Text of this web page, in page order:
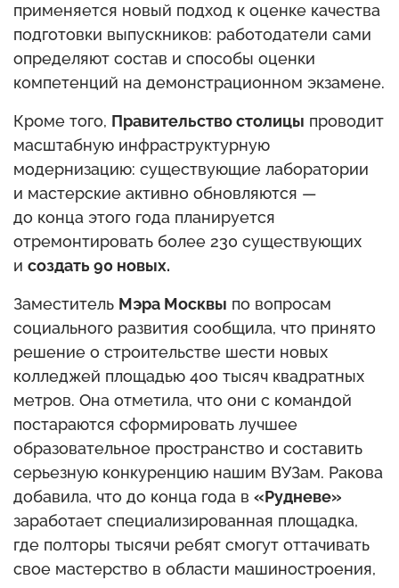
применяется новый подход к оценке качества
подготовки выпускников: работодатели сами
определяют состав и способы оценки
компетенций на демонстрационном экзамене.
Кроме того, Правительство столицы проводит
масштабную инфраструктурную
модернизацию: существующие лаборатории
и мастерские активно обновляются —
до конца этого года планируется
отремонтировать более 230 существующих
и создать 90 новых.
Заместитель Мэра Москвы по вопросам
социального развития сообщила, что принято
решение о строительстве шести новых
колледжей площадью 400 тысяч квадратных
метров. Она отметила, что они с командой
постараются сформировать лучшее
образовательное пространство и составить
серьезную конкуренцию нашим ВУЗам. Ракова
добавила, что до конца года в «Рудневе»
заработает специализированная площадка,
где полторы тысячи ребят смогут оттачивать
свое мастерство в области машиностроения,